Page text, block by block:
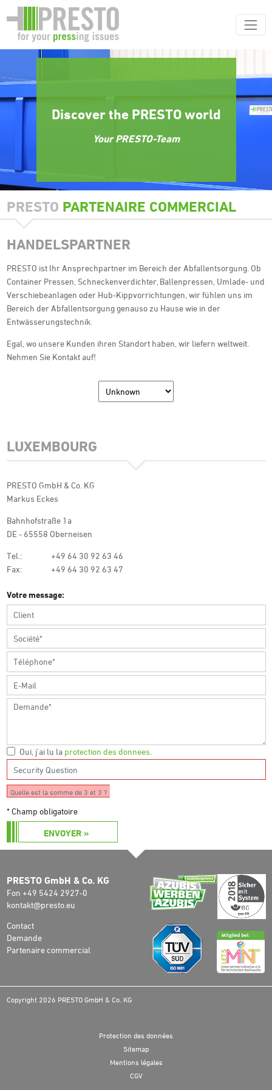
Discover the PRESTO world
Your PRESTO-Team
PRESTO PARTENAIRE COMMERCIAL
HANDELSPARTNER
PRESTO ist Ihr Ansprechpartner im Bereich der Abfallentsorgung. Ob
Container Pressen, Schneckenverdichter, Ballenpressen, Umlade- und
Verschiebeanlagen oder Hub-Kippvorrichtungen, wir fühlen uns im
Bereich der Abfallentsorgung genauso zu Hause wie in der
Entwässerungstechnik.
Egal, wo unsere Kunden ihren Standort haben, wir liefern weltweit.
Nehmen Sie Kontakt auf!
LUXEMBOURG
PRESTO GmbH & Co. KG
Markus Eckes
Bahnhofstraße 1a
DE - 65558 Oberneisen
Tel.:
+49 64 30 92 63 46
Fax:
+49 64 30 92 63 47
Votre message:
Oui, j'ai lu la protection des donnees
Quelle est la somme de 3 et 3 ?
* Champ obligatoire
ENVOYER »
PRESTO GmbH & Co. KG
Fon +49 5424 2927-0
kontakt@presto.eu
Contact
Demande
Partenaire commercial
Copyright 2026 PRESTO GmbH & Co. KG
Protection des données
Sitemap
Mentions légales
CGV